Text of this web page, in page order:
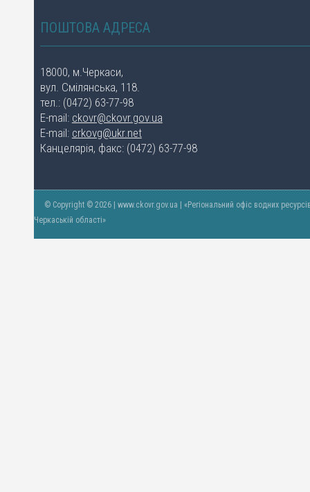
ПОШТОВА АДРЕСА
18000, м.Черкаси,
вул. Смілянська, 118.
тел.: (0472) 63-77-98
E-mail: ckovr@ckovr.gov.ua
E-mail: crkovg@ukr.net
Канцелярія, факс: (0472) 63-77-98
© Copyright © 2026 | www.ckovr.gov.ua | «Регіональний офіс водних
Черкаській області»